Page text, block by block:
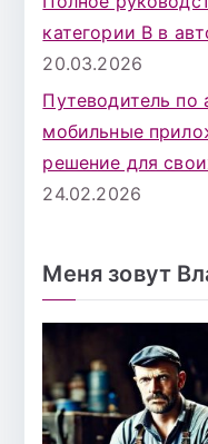
категории B в
20.03.2026
Путеводитель по
мобильные
решение для
24.02.2026
Меня зовут